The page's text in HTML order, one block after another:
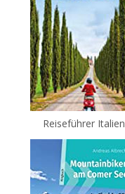
Reiseführer Italien